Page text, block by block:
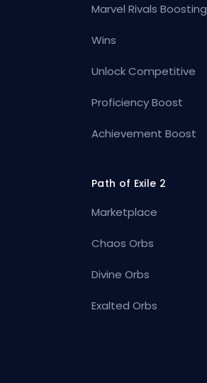
Marvel Rivals Boosting
Wins
Unlock Competitive
Proficiency Boost
Achievement Boost
Path of Exile 2
Marketplace
Chaos Orbs
Divine Orbs
Exalted Orbs